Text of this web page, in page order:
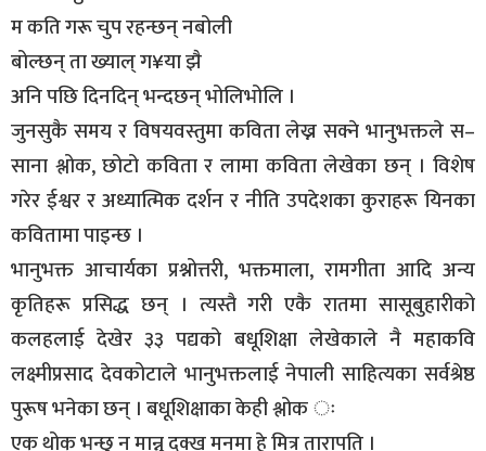
म कति गरू चुप रहन्छन् नबोली
बोल्छन् ता ख्याल् ग¥या झै
अनि पछि दिनदिन् भन्दछन् भोलिभोलि ।
जुनसुकै समय र विषयवस्तुमा कविता लेख्न सक्ने भानुभक्तले स–
साना श्लोक, छोटो कविता र लामा कविता लेखेका छन् । विशेष
गरेर ईश्वर र अध्यात्मिक दर्शन र नीति उपदेशका कुराहरू यिनका
कवितामा पाइन्छ ।
भानुभक्त आचार्यका प्रश्नोत्तरी, भक्तमाला, रामगीता आदि अन्य
कृतिहरू प्रसिद्ध छन् । त्यस्तै गरी एकै रातमा सासूबुहारीको
कलहलाई देखेर ३३ पद्यको बधूशिक्षा लेखेकाले नै महाकवि
लक्ष्मीप्रसाद देवकोटाले भानुभक्तलाई नेपाली साहित्यका सर्वश्रेष्ठ
पुरूष भनेका छन् । बधूशिक्षाका केही श्लोक ः